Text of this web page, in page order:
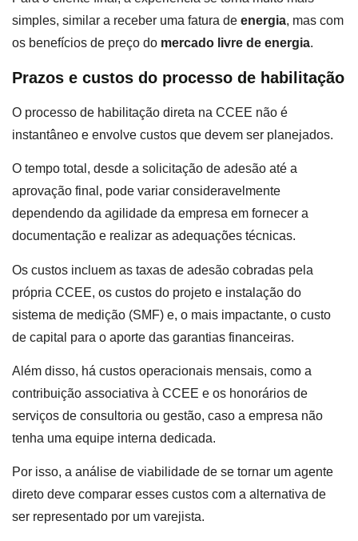
simples, similar a receber uma fatura de energia, mas com
os benefícios de preço do mercado livre de energia.
Prazos e custos do processo de habilitação
O processo de habilitação direta na CCEE não é
instantâneo e envolve custos que devem ser planejados.
O tempo total, desde a solicitação de adesão até a
aprovação final, pode variar consideravelmente
dependendo da agilidade da empresa em fornecer a
documentação e realizar as adequações técnicas.
Os custos incluem as taxas de adesão cobradas pela
própria CCEE, os custos do projeto e instalação do
sistema de medição (SMF) e, o mais impactante, o custo
de capital para o aporte das garantias financeiras.
Além disso, há custos operacionais mensais, como a
contribuição associativa à CCEE e os honorários de
serviços de consultoria ou gestão, caso a empresa não
tenha uma equipe interna dedicada.
Por isso, a análise de viabilidade de se tornar um agente
direto deve comparar esses custos com a alternativa de
ser representado por um varejista.